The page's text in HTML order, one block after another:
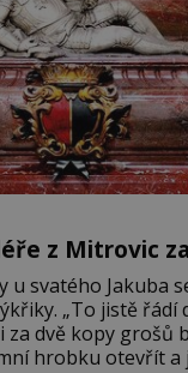
z Mitrovic
u svatého Jakuba
„To jistě řádí
za dvě kopy grošů
hrobku otevřít